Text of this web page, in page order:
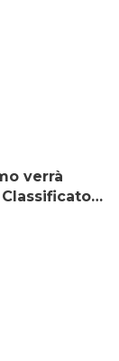
verrà